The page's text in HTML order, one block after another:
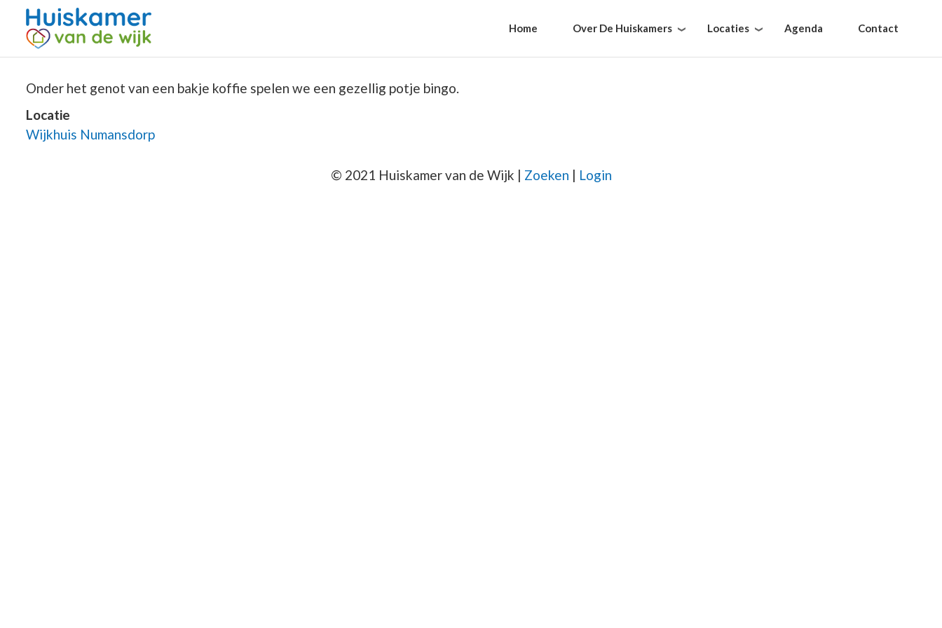
Home Over De Huiskamers Locaties Agenda Contact
Onder het genot van een bakje koffie spelen we een gezellig potje bingo.
Locatie
Wijkhuis Numansdorp
© 2021 Huiskamer van de Wijk | Zoeken | Login